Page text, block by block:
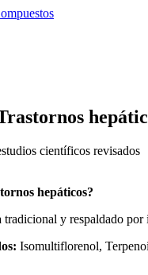
científicos revisados
hepáticos?
y respaldado
Isomultiflorenol,